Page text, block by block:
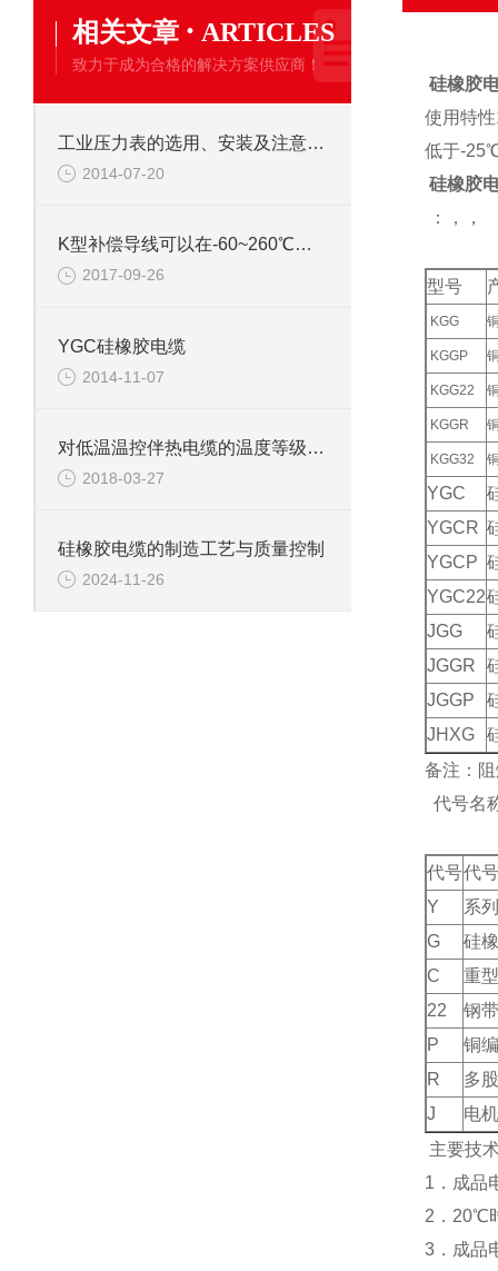
相关文章 · ARTICLES
致力于成为合格的解决方案供应商！
工业压力表的选用、安装及注意事项
2014-07-20
K型补偿导线可以在-60~260℃环境下工作
2017-09-26
YGC硅橡胶电缆
2014-11-07
对低温温控伴热电缆的温度等级错误的理解
2018-03-27
硅橡胶电缆的制造工艺与质量控制
2024-11-26
硅橡胶
使用特
低于-
硅橡胶
：，，
型号
KGG
KGGP
KGG22
KGGR
KGG32
YGC
YGCR
YGCP
YGC22
JGG
JGGR
JGGP
JHXG
备注：
代号名
代号代
Y
系
G
硅
C
重型
22
钢
P
铜
R
多
J
电
主要技
1．成品
2．20℃
3．成品